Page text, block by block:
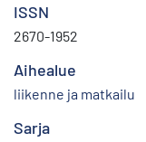
ISSN
2670-1952
Aihealue
liikenne ja matkailu
Sarja